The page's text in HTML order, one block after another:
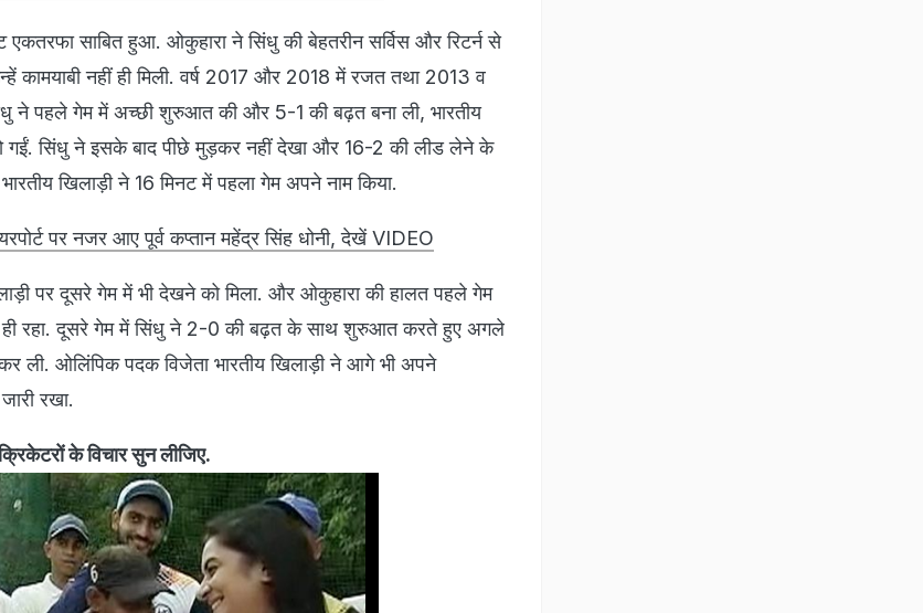
एकतरफा साबित हुआ. ओकुहारा ने सिंधु की बेहतरीन सर्विस और रिटर्न से
कामयाबी नहीं ही मिली. वर्ष 2017 और 2018 में रजत तथा 2013 व
ने पहले गेम में अच्छी शुरुआत की और 5-1 की बढ़त बना ली, भारतीय
गईं. सिंधु ने इसके बाद पीछे मुड़कर नहीं देखा और 16-2 की लीड लेने के
खिलाड़ी ने 16 मिनट में पहला गेम अपने नाम किया.
पर नजर आए पूर्व कप्तान महेंद्र सिंह धोनी, देखें VIDEO
पर दूसरे गेम में भी देखने को मिला. और ओकुहारा की हालत पहले गेम
ही रहा. दूसरे गेम में सिंधु ने 2-0 की बढ़त के साथ शुरुआत करते हुए अगले
ली. ओलिंपिक पदक विजेता भारतीय खिलाड़ी ने आगे भी अपने
रखा.
के विचार सुन लीजिए.